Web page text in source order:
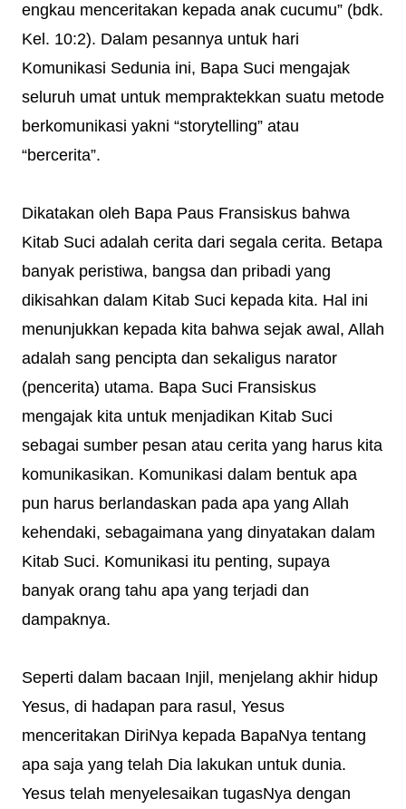
engkau menceritakan kepada anak cucumu” (bdk.
Kel. 10:2). Dalam pesannya untuk hari
Komunikasi Sedunia ini, Bapa Suci mengajak
seluruh umat untuk mempraktekkan suatu metode
berkomunikasi yakni “storytelling” atau
“bercerita”.
Dikatakan oleh Bapa Paus Fransiskus bahwa
Kitab Suci adalah cerita dari segala cerita. Betapa
banyak peristiwa, bangsa dan pribadi yang
dikisahkan dalam Kitab Suci kepada kita. Hal ini
menunjukkan kepada kita bahwa sejak awal, Allah
adalah sang pencipta dan sekaligus narator
(pencerita) utama. Bapa Suci Fransiskus
mengajak kita untuk menjadikan Kitab Suci
sebagai sumber pesan atau cerita yang harus kita
komunikasikan. Komunikasi dalam bentuk apa
pun harus berlandaskan pada apa yang Allah
kehendaki, sebagaimana yang dinyatakan dalam
Kitab Suci. Komunikasi itu penting, supaya
banyak orang tahu apa yang terjadi dan
dampaknya.
Seperti dalam bacaan Injil, menjelang akhir hidup
Yesus, di hadapan para rasul, Yesus
menceritakan DiriNya kepada BapaNya tentang
apa saja yang telah Dia lakukan untuk dunia.
Yesus telah menyelesaikan tugasNya dengan